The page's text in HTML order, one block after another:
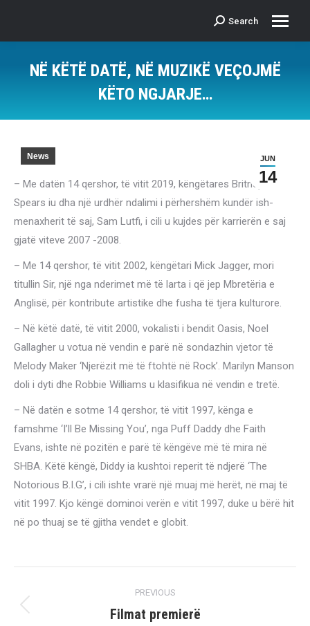
Search:
Search
NË KËTË DATË, NË MUZIKË VEÇOJMË
KËTO NGJARJE…
JUN
14
News
– Me datën 14 qershor, të vitit 2019, këngëtares Britney
Spears iu dha një urdhër ndalimi i përhershëm kundër ish-
menaxherit të saj, Sam Lutfi, i cili u kujdes për karrierën e saj
gjatë viteve 2007 -2008.
– Me 14 qershor, të vitit 2002, këngëtari Mick Jagger, mori
titullin Sir, një nga nderimet më të larta i që jep Mbretëria e
Anglisë, për kontribute artistike dhe fusha të tjera kulturore.
– Në këtë datë, të vitit 2000, vokalisti i bendit Oasis, Noel
Gallagher u votua në vendin e parë në sondazhin vjetor të
Melody Maker ‘Njerëzit më të ftohtë në Rock’. Marilyn Manson
doli i dyti dhe Robbie Williams u klasifikua në vendin e tretë.
– Në datën e sotme 14 qershor, të vitit 1997, kënga e
famshme ‘I’ll Be Missing You’, nga Puff Daddy dhe Faith
Evans, ishte në pozitën e parë të këngëve më të mira në
SHBA. Këtë këngë, Diddy ia kushtoi reperit të ndjerë ‘The
Notorious B.I.G’, i cili ishte vrarë një muaj më herët, në maj të
vitit 1997. Kjo këngë dominoi verën e vitit 1997, duke u bërë hit
në po thuaj se të gjitha vendet e globit.
navigation
PREVIOUS
Previous
Filmat premierë